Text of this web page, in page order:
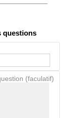
questions
(faculatif)